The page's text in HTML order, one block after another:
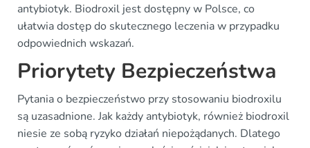
antybiotyk. Biodroxil jest dostępny w Polsce, co
ułatwia dostęp do skutecznego leczenia w przypadku
odpowiednich wskazań.
Priorytety Bezpieczeństwa
Pytania o bezpieczeństwo przy stosowaniu biodroxilu
są uzasadnione. Jak każdy antybiotyk, również biodroxil
niesie ze sobą ryzyko działań niepożądanych. Dlatego